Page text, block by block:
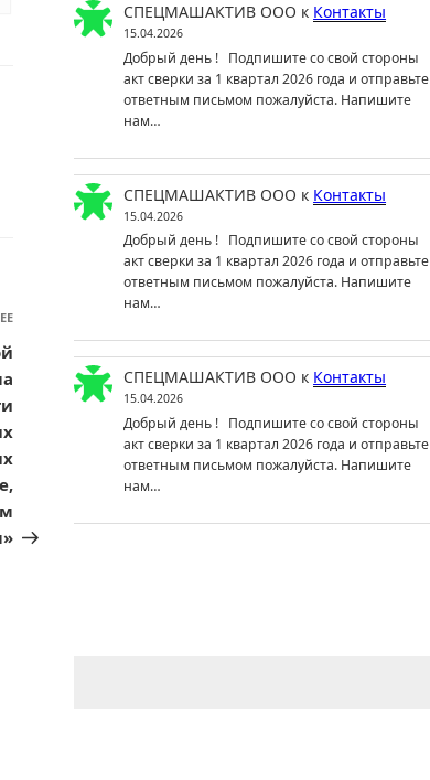
Следующая
запись
СПЕЦМАШАКТИВ ООО к Контакты
15.04.2026
Добрый день ! Подпишите со свой стороны
акт сверки за 1 квартал 2026 года и отправьте
ответным письмом пожалуйста. Напишите
нам…
СПЕЦМАШАКТИВ ООО к Контакты
15.04.2026
Добрый день ! Подпишите со свой стороны
акт сверки за 1 квартал 2026 года и отправьте
ответным письмом пожалуйста. Напишите
нам…
СПЕЦМАШАКТИВ ООО к Контакты
15.04.2026
Добрый день ! Подпишите со свой стороны
акт сверки за 1 квартал 2026 года и отправьте
ответным письмом пожалуйста. Напишите
нам…